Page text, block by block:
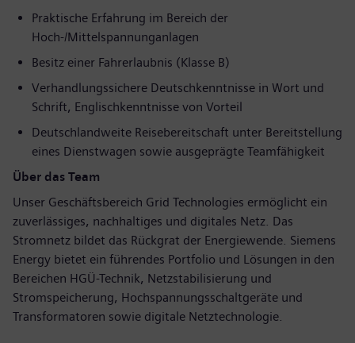
Praktische Erfahrung im Bereich der
Hoch-/Mittelspannunganlagen
Besitz einer Fahrerlaubnis (Klasse B)
Verhandlungssichere Deutschkenntnisse in Wort und
Schrift, Englischkenntnisse von Vorteil
Deutschlandweite Reisebereitschaft unter Bereitstellung
eines Dienstwagen sowie ausgeprägte Teamfähigkeit
Über das Team
Unser Geschäftsbereich Grid Technologies ermöglicht ein
zuverlässiges, nachhaltiges und digitales Netz. Das
Stromnetz bildet das Rückgrat der Energiewende. Siemens
Energy bietet ein führendes Portfolio und Lösungen in den
Bereichen HGÜ-Technik, Netzstabilisierung und
Stromspeicherung, Hochspannungsschaltgeräte und
Transformatoren sowie digitale Netztechnologie.